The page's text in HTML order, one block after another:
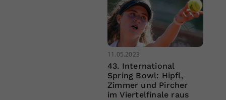
11.05.2023
43. International
Spring Bowl: Hipfl,
Zimmer und Pircher
im Viertelfinale raus